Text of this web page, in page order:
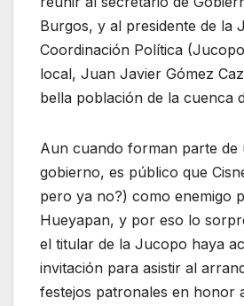
Burgos, y al presidente de la
Coordinación Política
local, Juan Javier Gómez
bella población de la cuenca
Aun cuando forman parte de
gobierno, es público que
pero ya no?) como enemigo
Hueyapan, y por eso lo
el titular de la Jucopo haya
invitación para asistir al
festejos patronales en honor